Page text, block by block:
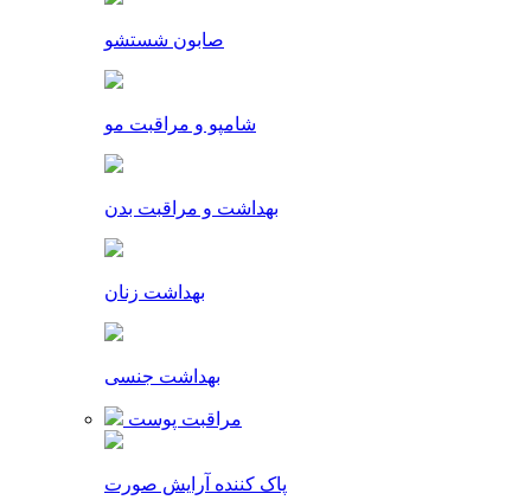
صابون شستشو
شامپو و مراقبت مو
بهداشت و مراقبت بدن
بهداشت زنان
بهداشت جنسی
مراقبت پوست
پاک کننده آرایش صورت